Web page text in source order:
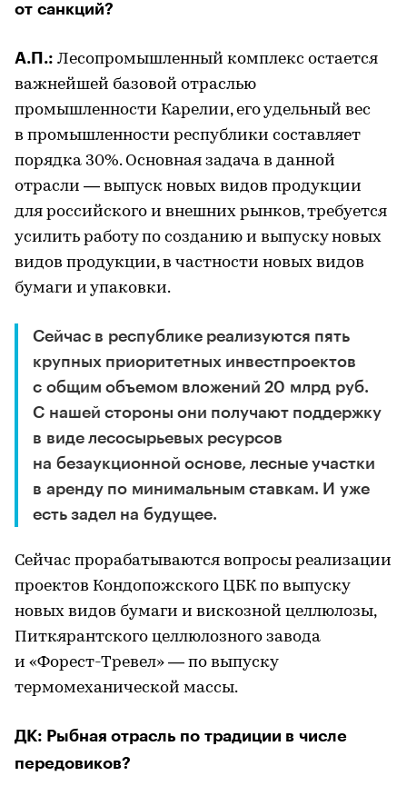
от санкций?
А.П.: Лесопромышленный комплекс остается
важнейшей базовой отраслью
промышленности Карелии, его удельный вес
в промышленности республики составляет
порядка 30%. Основная задача в данной
отрасли — выпуск новых видов продукции
для российского и внешних рынков, требуется
усилить работу по созданию и выпуску новых
видов продукции, в частности новых видов
бумаги и упаковки.
Сейчас в республике реализуются пять
крупных приоритетных инвестпроектов
с общим объемом вложений 20 млрд руб.
С нашей стороны они получают поддержку
в виде лесосырьевых ресурсов
на безаукционной основе, лесные участки
в аренду по минимальным ставкам. И уже
есть задел на будущее.
Сейчас прорабатываются вопросы реализации
проектов Кондопожского ЦБК по выпуску
новых видов бумаги и вискозной целлюлозы,
Питкярантского целлюлозного завода
и «Форест-Тревел» — по выпуску
термомеханической массы.
ДК: Рыбная отрасль по традиции в числе
передовиков?